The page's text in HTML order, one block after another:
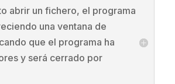
abrir un fichero, el programa
una ventana de
que el programa ha
y será cerrado por